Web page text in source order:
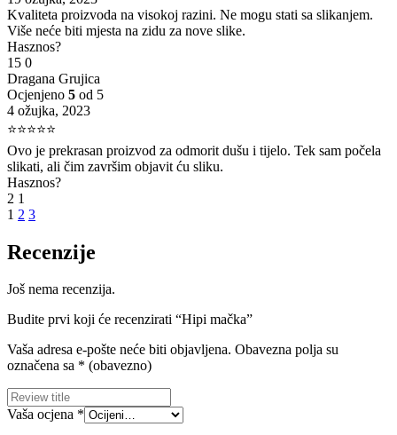
Kvaliteta proizvoda na visokoj razini. Ne mogu stati sa slikanjem.
Više neće biti mjesta na zidu za nove slike.
Hasznos?
15 0
Dragana Grujica
Ocjenjeno 5 od 5
4 ožujka, 2023
⭐⭐⭐⭐⭐
Ovo je prekrasan proizvod za odmorit dušu i tijelo. Tek sam počela
slikati, ali čim završim objavit ću sliku.
Hasznos?
2 1
1 2 3
Recenzije
Još nema recenzija.
Budite prvi koji će recenzirati “Hipi mačka”
Vaša adresa e-pošte neće biti objavljena. Obavezna polja su
označena sa * (obavezno)
Vaša ocjena *